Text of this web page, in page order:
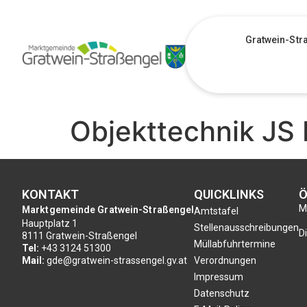
Gratwein-
Objekttechnik JS
KONTAKT
Marktgemeinde Gratwein-Straßengel
Hauptplatz 1
8111 Gratwein-Straßengel
Tel: +43 3124 51300
Mail: gde@gratwein-strassengel.gv.at
QUICKLINKS
Amtstafel
Stellenausschreibungen
Müllabfuhrtermine
Verordnungen
Impressum
Datenschutz